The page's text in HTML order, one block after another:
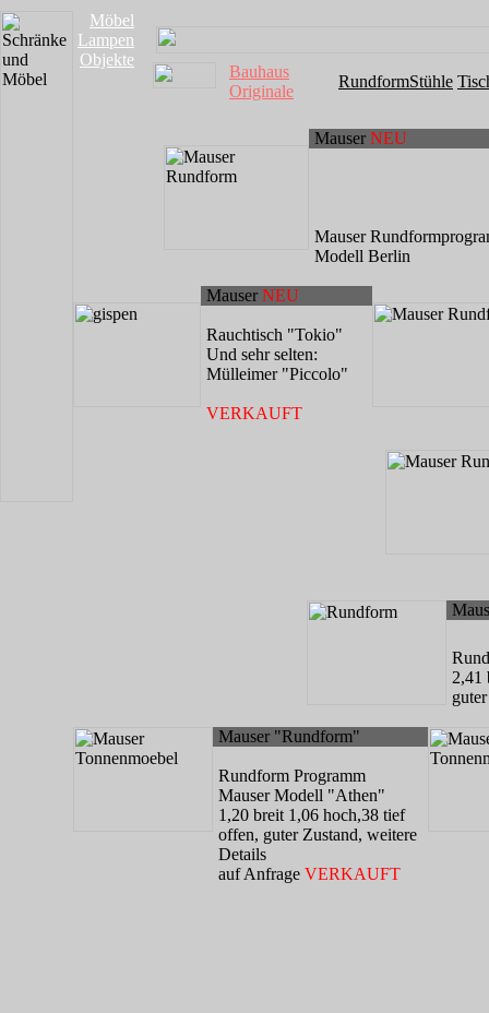
Möbel
Lampen
Objekte
Mauser NEU
Mauser
Modell Berlin
Mauser NEU
Rauchtisch "Tokio"
Und sehr selten:
Mülleimer "Piccolo"
VERKAUFT
2,41
Mauser "Rundform"
Rundform Programm
Mauser Modell "Athen"
1,20 breit 1,06 hoch,38 tief
offen, guter Zustand, weitere
Details
auf Anfrage VERKAUFT
Bauhaus
Originale
RundformStühle